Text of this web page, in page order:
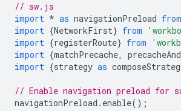
// sw.js
import * as navigationPreload from
import {NetworkFirst} from
import {registerRoute} from
import {matchPrecache,
import {strategy as
// Enable navigation preload for
navigationPreload . enable();